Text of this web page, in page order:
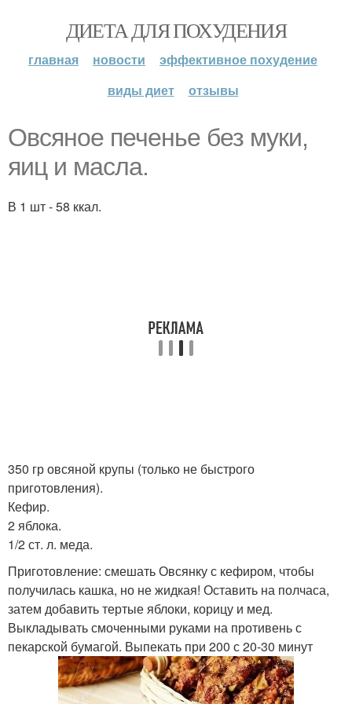
ДИЕТА ДЛЯ ПОХУДЕНИЯ
главная новости
эффективное похудение
виды диет
отзывы
Овсяное печенье без муки,
яиц и масла.
В 1 шт - 58 ккал.
350 гр овсяной крупы (только не быстрого
приготовления).
Кефир.
2 яблока.
1/2 ст. л. меда.
Приготовление: смешать Овсянку с кефиром, чтобы
получилась кашка, но не жидкая! Оставить на полчаса,
затем добавить тертые яблоки, корицу и мед.
Выкладывать смоченными руками на противень с
пекарской бумагой. Выпекать при 200 с 20-30 минут